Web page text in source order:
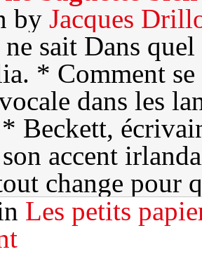
by Jacques
ne sait Dans
* Comment
dans les
* Beckett,
accent
change
Les petits